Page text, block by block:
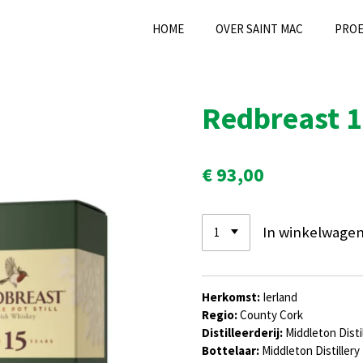
HOME OVER SAINT MAC
Redbreast
€ 93,00
In
Herkomst: Ierland
Regio:County Cork
Distilleerderij: Middleton
Bottelaar: Middleton Distillery